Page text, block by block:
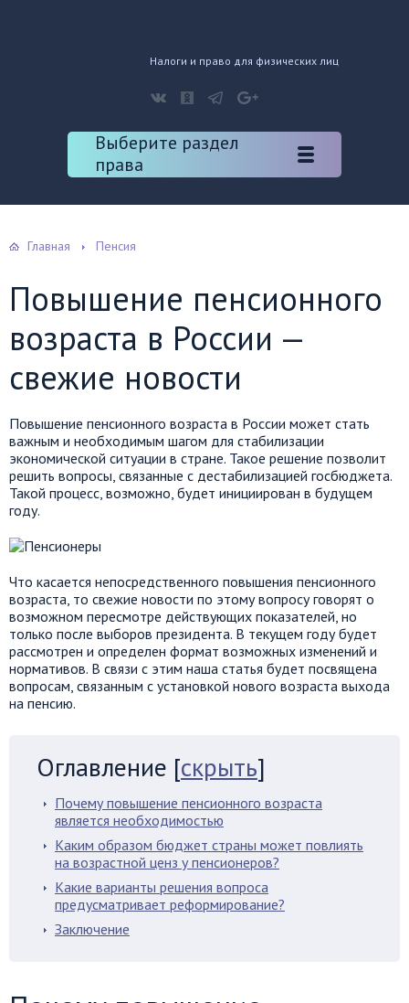
Налоги и право для физических лиц
Выберите раздел
права
Главная Пенсия
Повышение пенсионного
возраста в России —
свежие новости
Повышение пенсионного возраста в России может стать
важным и необходимым шагом для стабилизации
экономической ситуации в стране. Такое решение позволит
решить вопросы, связанные с дестабилизацией госбюджета.
Такой процесс, возможно, будет инициирован в будущем
году.
Что касается непосредственного повышения пенсионного
возраста, то свежие новости по этому вопросу говорят о
возможном пересмотре действующих показателей, но
только после выборов президента. В текущем году будет
рассмотрен и определен формат возможных изменений и
нормативов. В связи с этим наша статья будет посвящена
вопросам, связанным с установкой нового возраста выхода
на пенсию.
Оглавление [скрыть]
Почему повышение пенсионного возраста
является необходимостью
Каким образом бюджет страны может повлиять
на возрастной ценз у пенсионеров?
Какие варианты решения вопроса
предусматривает реформирование?
Заключение